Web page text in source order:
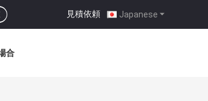
Japanese
見積依頼 |
合